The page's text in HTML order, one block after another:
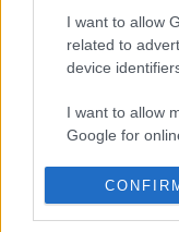
I want to allow
related to
device
I want to allow
Google for
I want to allow
personalized
meghatározó és a
gyakran kalandozó